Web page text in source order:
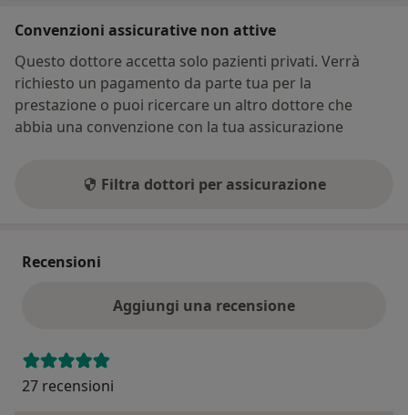
Convenzioni assicurative non attive
Questo dottore accetta solo pazienti privati. Verrà
richiesto un pagamento da parte tua per la
prestazione o puoi ricercare un altro dottore che
abbia una convenzione con la tua assicurazione
Filtra dottori per assicurazione
Recensioni
Aggiungi una recensione
27 recensioni